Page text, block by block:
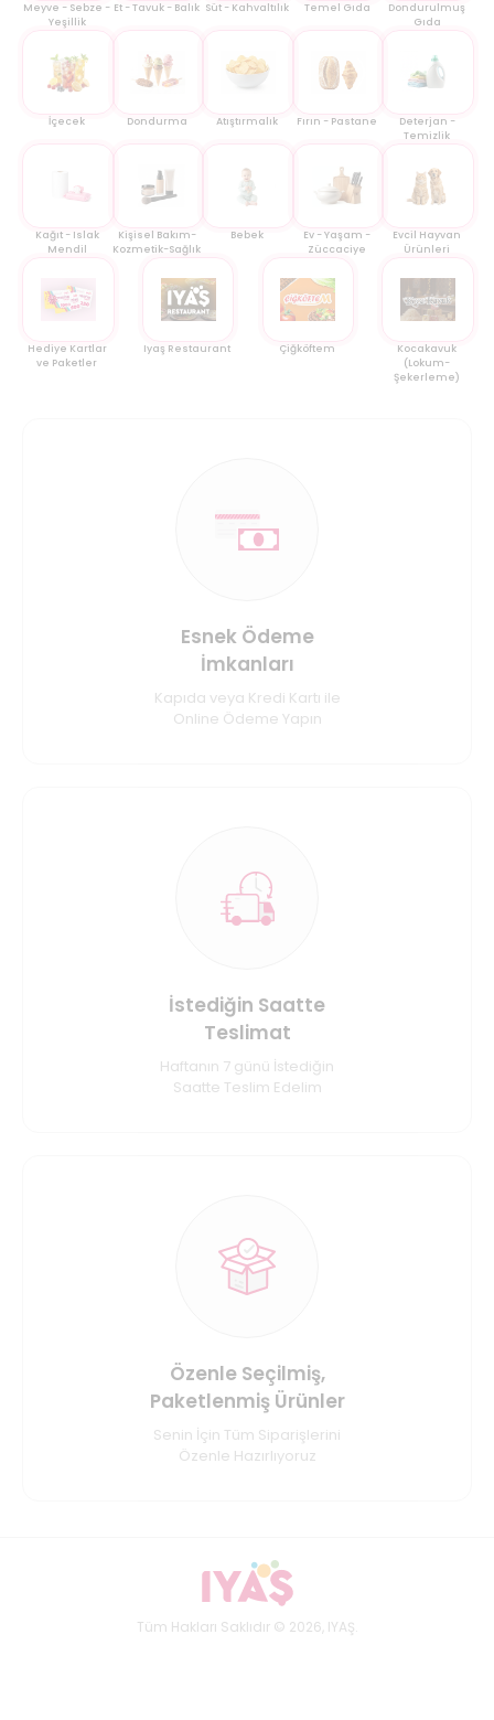
Meyve - Sebze -
Yeşillik
Et - Tavuk - Balık Süt - Kahvaltılık Temel Gıda
Dondurulmuş
Gıda
İçecek Dondurma Atıştırmalık Fırın - Pastane
Deterjan -
Temizlik
Kağıt - Islak
Mendil
Kişisel Bakım-
Kozmetik-Sağlık
Bebek
Ev - Yaşam -
Züccaciye
Evcil Hayvan
Ürünleri
Hediye Kartlar
ve Paketler
Iyaş Restaurant Çiğköftem
Kocakavuk
(Lokum-
Şekerleme)
Esnek Ödeme
İmkanları
Kapıda veya Kredi Kartı ile
Online Ödeme Yapın
İstediğin Saatte
Teslimat
Haftanın 7 günü İstediğin
Saatte Teslim Edelim
Özenle Seçilmiş,
Paketlenmiş Ürünler
Senin İçin Tüm Siparişlerini
Özenle Hazırlıyoruz
Tüm Hakları Saklıdır © 2026, IYAŞ.